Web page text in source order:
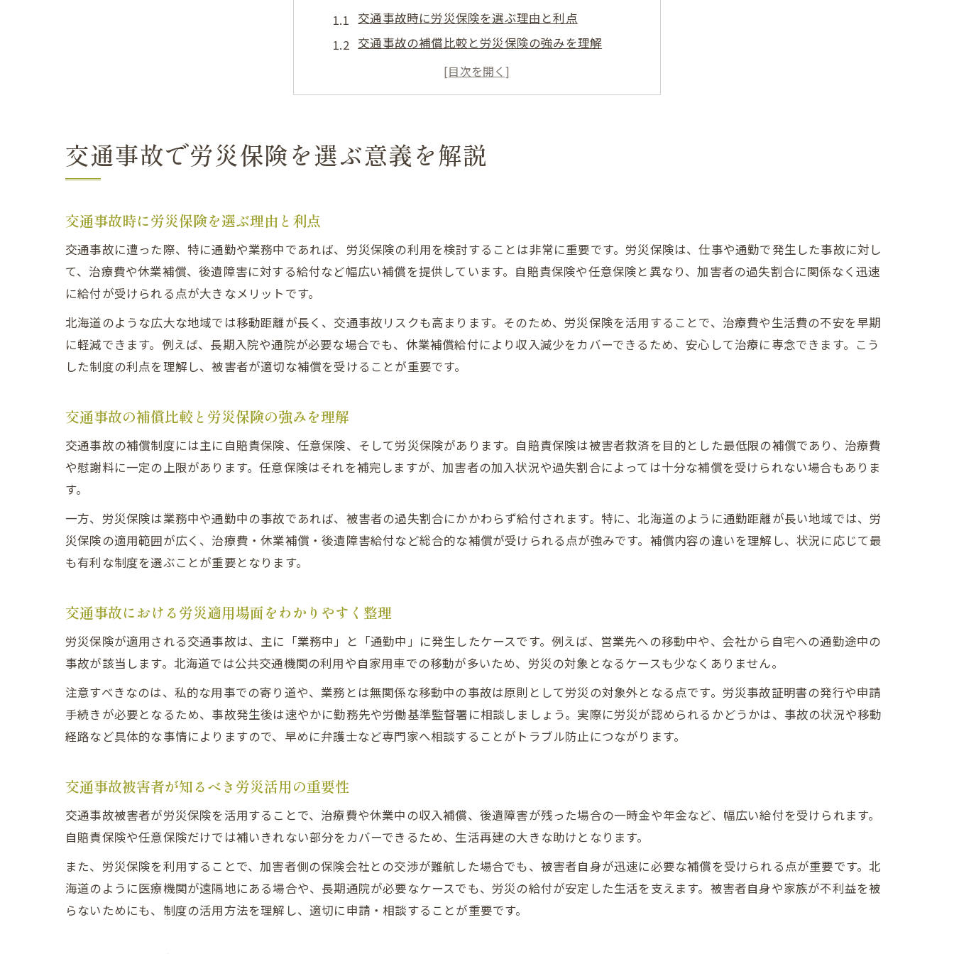
交通事故時に労災保険を選ぶ理由と利点
交通事故の補償比較と労災保険の強みを理解
交通事故における労災適用場面をわかりやすく整理
交通事故被害者が知るべき労災活用の重要性
労災申請に必要な書類と手続きの流れ
交通事故での労災申請に必要な主要書類とは
交通事故時の労災申請で注意すべき点を解説
交通事故後スムーズに進める労災手続きのコツ
交通事故時の労災と自賠責保険の優先関係を知る
交通事故における労災・自賠責の補償の違い
交通事故では労災と自賠責どちらを優先すべきか
交通事故後の補償に強い労災のメリット
交通事故後に労災保険で受けられる補償の特徴
交通事故被害者が労災利用で得られる安心感
交通事故後の治療費や休業補償で労災が強い理由
交通事故で労災保険利用時のデメリット解説
交通事故時に労災を使わない方がいい場合とは
交通事故で労災保険申請時の注意点と落とし穴
交通事故の労災申請でよくあるトラブル例
交通事故で労災のデメリットと対策ポイント
補償を最大化する併用方法のポイント
交通事故時の労災・自賠責の賢い併用ポイント
交通事故で損をしない補償併用の注意事項
交通事故時に知っておきたい併用の手続き
交通事故で労災保険を選ぶ意義を解説
交通事故時に労災保険を選ぶ理由と利点
交通事故に遭った際、特に通勤や業務中であれば、労災保険の利用を検討することは非常に重要です。労災保険は、仕事や通勤で発生した事故に対し
て、治療費や休業補償、後遺障害に対する給付など幅広い補償を提供しています。自賠責保険や任意保険と異なり、加害者の過失割合に関係なく迅速
に給付が受けられる点が大きなメリットです。
北海道のような広大な地域では移動距離が長く、交通事故リスクも高まります。そのため、労災保険を活用することで、治療費や生活費の不安を早期
に軽減できます。例えば、長期入院や通院が必要な場合でも、休業補償給付により収入減少をカバーできるため、安心して治療に専念できます。こう
した制度の利点を理解し、被害者が適切な補償を受けることが重要です。
交通事故の補償比較と労災保険の強みを理解
交通事故の補償制度には主に自賠責保険、任意保険、そして労災保険があります。自賠責保険は被害者救済を目的とした最低限の補償であり、治療費
や慰謝料に一定の上限があります。任意保険はそれを補完しますが、加害者の加入状況や過失割合によっては十分な補償を受けられない場合もありま
す。
一方、労災保険は業務中や通勤中の事故であれば、被害者の過失割合にかかわらず給付されます。特に、北海道のように通勤距離が長い地域では、労
災保険の適用範囲が広く、治療費・休業補償・後遺障害給付など総合的な補償が受けられる点が強みです。補償内容の違いを理解し、状況に応じて最
も有利な制度を選ぶことが重要となります。
交通事故における労災適用場面をわかりやすく整理
労災保険が適用される交通事故は、主に「業務中」と「通勤中」に発生したケースです。例えば、営業先への移動中や、会社から自宅への通勤途中の
事故が該当します。北海道では公共交通機関の利用や自家用車での移動が多いため、労災の対象となるケースも少なくありません。
注意すべきなのは、私的な用事での寄り道や、業務とは無関係な移動中の事故は原則として労災の対象外となる点です。労災事故証明書の発行や申請
手続きが必要となるため、事故発生後は速やかに勤務先や労働基準監督署に相談しましょう。実際に労災が認められるかどうかは、事故の状況や移動
経路など具体的な事情によりますので、早めに弁護士など専門家へ相談することがトラブル防止につながります。
交通事故被害者が知るべき労災活用の重要性
交通事故被害者が労災保険を活用することで、治療費や休業中の収入補償、後遺障害が残った場合の一時金や年金など、幅広い給付を受けられます。
自賠責保険や任意保険だけでは補いきれない部分をカバーできるため、生活再建の大きな助けとなります。
また、労災保険を利用することで、加害者側の保険会社との交渉が難航した場合でも、被害者自身が迅速に必要な補償を受けられる点が重要です。北
海道のように医療機関が遠隔地にある場合や、長期通院が必要なケースでも、労災の給付が安定した生活を支えます。被害者自身や家族が不利益を被
らないためにも、制度の活用方法を理解し、適切に申請・相談することが重要です。